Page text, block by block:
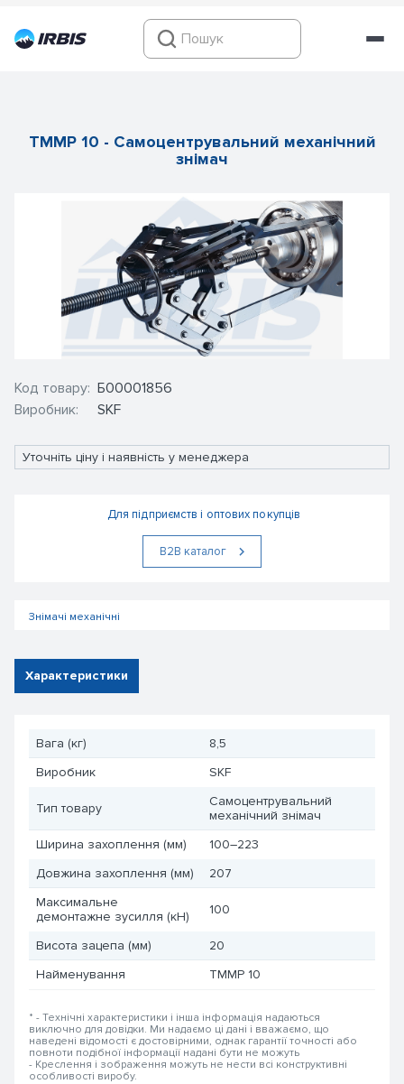
TMMP 10 - Самоцентрувальний механічний
знімач
Код товару:
Виробник:
Б00001856
SKF
Уточніть ціну і наявність у менеджера
Для підприємств і оптових покупців
В2В каталог
Знімачі механічні
Характеристики
Вага (кг)
8,5
Виробник
SKF
Тип товару
Самоцентрувальний
механічний знімач
Ширина захоплення (мм)
100–223
Довжина захоплення (мм)
207
Максимальне
демонтажне зусилля (кН)
100
Висота зацепа (мм)
20
Найменування
TMMP 10
* - Технічні характеристики і інша інформація надаються
виключно для довідки. Ми надаємо ці дані і вважаємо, що
наведені відомості є достовірними, однак гарантії точності або
повноти подібної інформації надані бути не можуть
- Креслення і зображення можуть не нести всі конструктивні
особливості виробу.